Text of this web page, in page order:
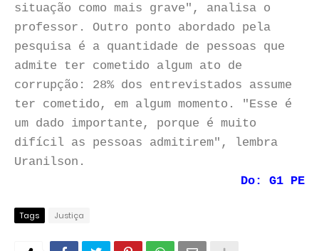
situação como mais grave", analisa o
professor. Outro ponto abordado pela
pesquisa é a quantidade de pessoas que
admite ter cometido algum ato de
corrupção: 28% dos entrevistados assume
ter cometido, em algum momento. "Esse é
um dado importante, porque é muito
difícil as pessoas admitirem", lembra
Uranilson.
Do: G1 PE
Tags Justiça